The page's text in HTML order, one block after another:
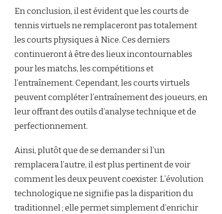
En conclusion, il est évident que les courts de
tennis virtuels ne remplaceront pas totalement
les courts physiques à Nice. Ces derniers
continueront à être des lieux incontournables
pour les matchs, les compétitions et
l’entraînement. Cependant, les courts virtuels
peuvent compléter l’entraînement des joueurs, en
leur offrant des outils d’analyse technique et de
perfectionnement.
Ainsi, plutôt que de se demander si l’un
remplacera l’autre, il est plus pertinent de voir
comment les deux peuvent coexister. L’évolution
technologique ne signifie pas la disparition du
traditionnel ; elle permet simplement d’enrichir